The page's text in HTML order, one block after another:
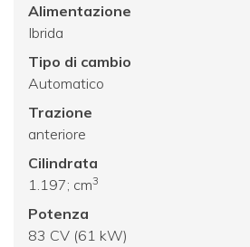
Alimentazione
Ibrida
Tipo di cambio
Automatico
Trazione
anteriore
Cilindrata
1.197; cm3
Potenza
83 CV (61 kW)